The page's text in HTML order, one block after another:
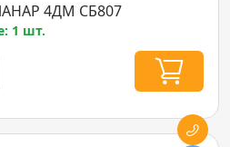
4ДМ СБ807
1 шт.